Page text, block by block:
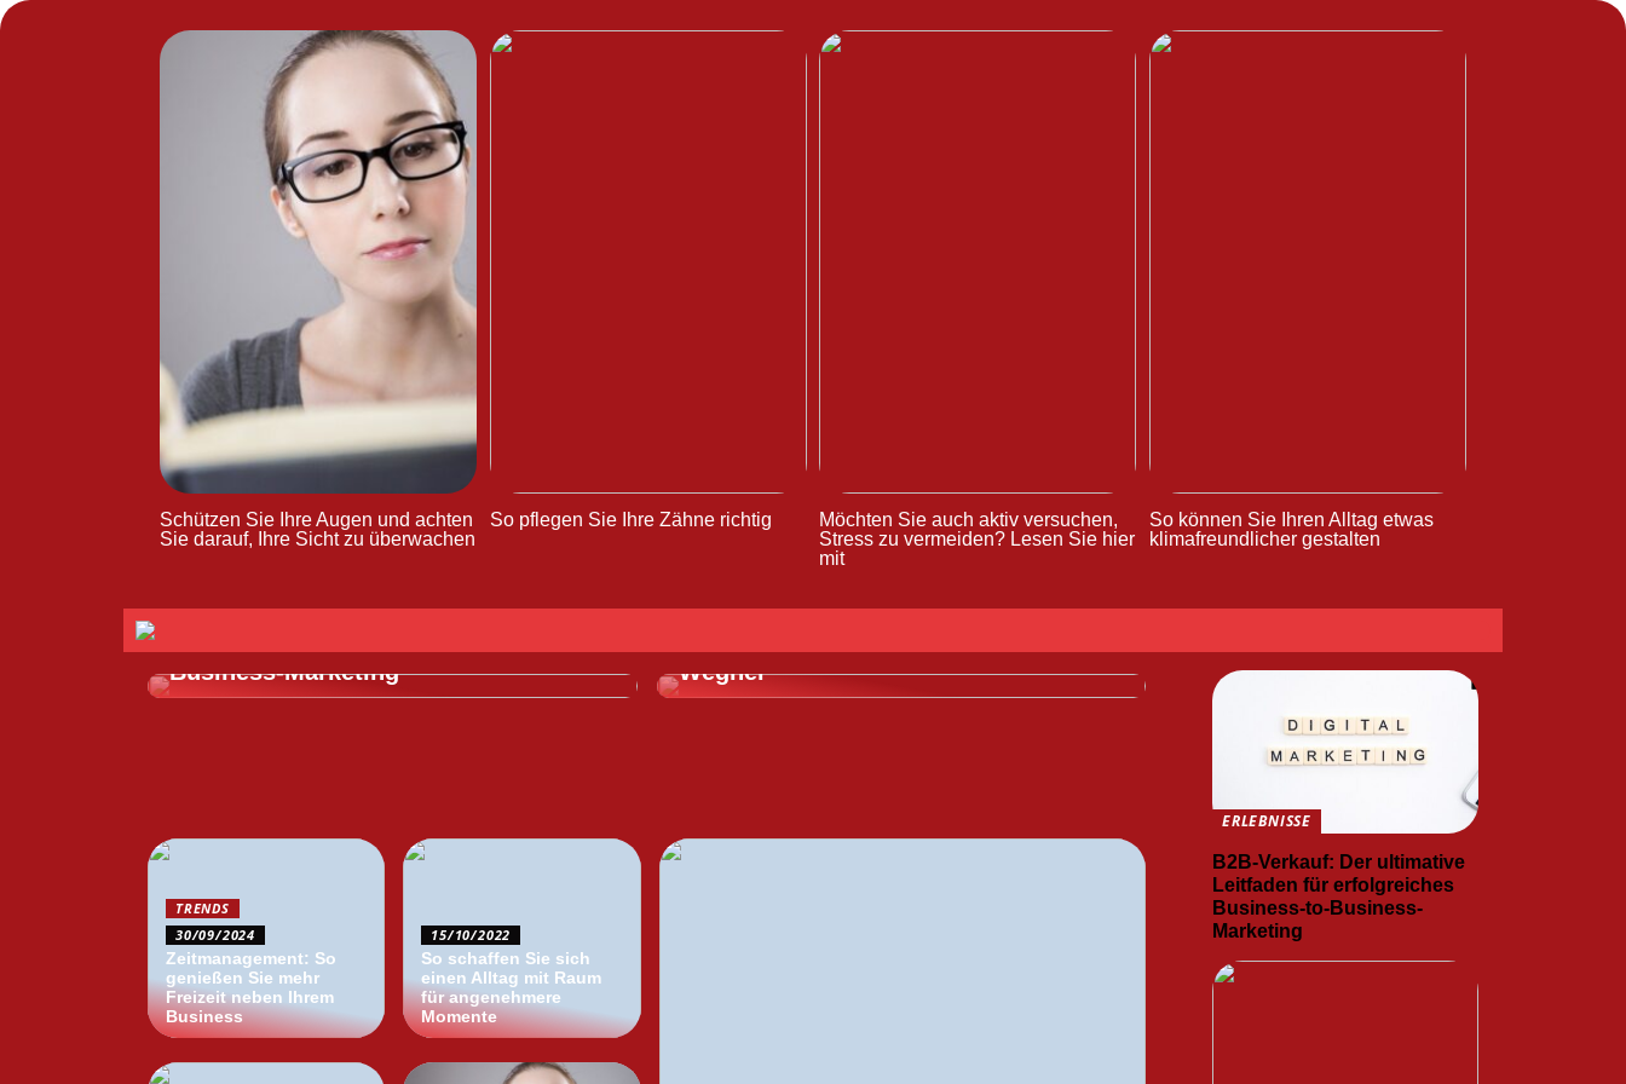
Schützen Sie Ihre Augen und achten
Sie darauf, Ihre Sicht zu überwachen
So pflegen Sie Ihre Zähne richtig
Möchten Sie auch aktiv versuchen,
Stress zu vermeiden? Lesen Sie hier
mit
So können Sie Ihren Alltag etwas
klimafreundlicher gestalten
für erfolgreiches Business-to-
Business-Marketing
TRENDS
Entdecken Sie das Design-Genie Hans
Wegner
TRENDS
30/09/2024
Zeitmanagement: So
genießen Sie mehr
Freizeit neben Ihrem
Business
15/10/2022
So schaffen Sie sich
einen Alltag mit Raum
für angenehmere
Momente
ERLEBNISSE
B2B-Verkauf: Der ultimative
Leitfaden für erfolgreiches
Business-to-Business-
Marketing